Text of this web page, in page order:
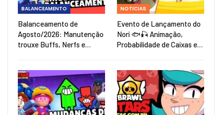
BALANCEAMENTO
Balanceamento de
Agosto/2026: Manutenção
trouxe Buffs, Nerfs e…
NOTICIAS
Evento de Lançamento do
Nori 🐟🎣 Animação,
Probabilidade de Caixas e…